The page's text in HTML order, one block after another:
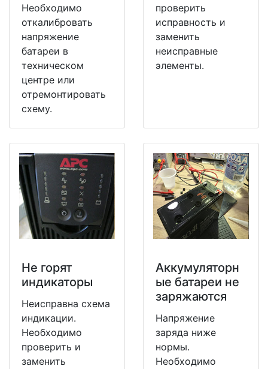
Необходимо
откалибровать
напряжение
батареи в
техническом
центре или
отремонтировать
схему.
проверить
исправность и
заменить
неисправные
элементы.
Не горят
индикаторы
Неисправна схема
индикации.
Необходимо
проверить и
заменить
Аккумуляторн
ые батареи не
заряжаются
Напряжение
заряда ниже
нормы.
Необходимо